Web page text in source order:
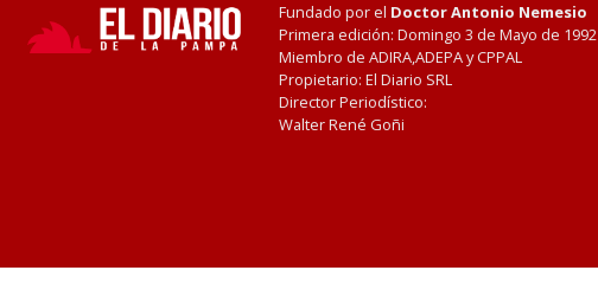
Fundado por el Doctor Antonio Nemesio
Primera edición: Domingo 3 de Mayo de 1992
Miembro de ADIRA,ADEPA y CPPAL
Propietario: El Diario SRL
Director Periodístico:
Walter René Goñi